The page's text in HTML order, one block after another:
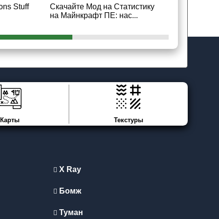
Stuff
Скачайте Мод на Статистику
на Майнкрафт ПЕ: нас...
Карты Текстуры
X Ray
Бомж
Туман